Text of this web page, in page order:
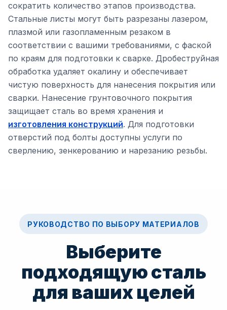
сократить количество этапов производства.
Стальные листы могут быть разрезаны лазером,
плазмой или газопламенным резаком в
соответствии с вашими требованиями, с фаской
по краям для подготовки к сварке. Дробеструйная
обработка удаляет окалину и обеспечивает
чистую поверхность для нанесения покрытия или
сварки. Нанесение грунтовочного покрытия
защищает сталь во время хранения и
изготовления конструкций. Для подготовки
отверстий под болты доступны услуги по
сверлению, зенкерованию и нарезанию резьбы.
РУКОВОДСТВО ПО ВЫБОРУ МАТЕРИАЛОВ
Выберите
подходящую сталь
для ваших целей